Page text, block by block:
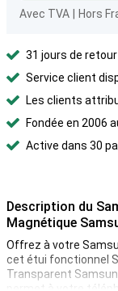
Avec TVA Hors
31 jours de
Service client
Les clients
Fondée en 2006
Active dans 30
Description du
Magnétique
Offrez à votre
cet étui fonctionnel
Transparent